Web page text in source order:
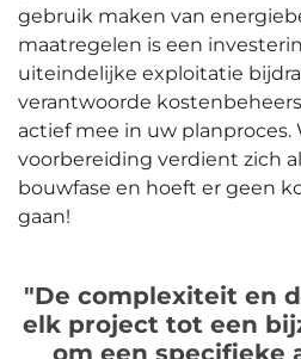
gebruik maken van
maatregelen is een
uiteindelijke exploitatie
verantwoorde
actief mee in uw planproces.
voorbereiding verdient zich
bouwfase en hoeft er geen
gaan!
"De complexiteit en
elk project tot een
om een specifieke